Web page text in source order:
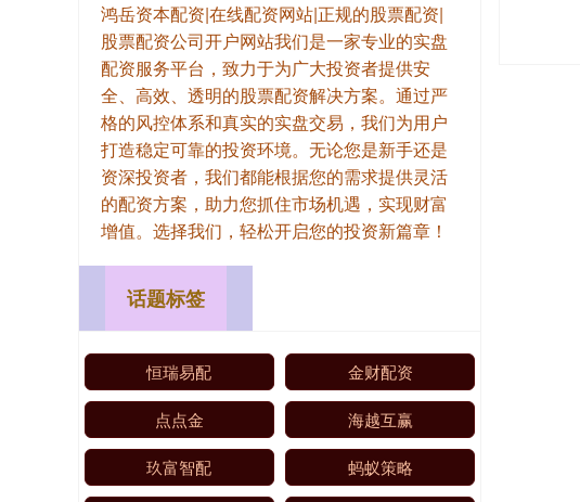
鸿岳资本配资|在线配资网站|正规的股票配资|
股票配资公司开户网站我们是一家专业的实盘
配资服务平台，致力于为广大投资者提供安
全、高效、透明的股票配资解决方案。通过严
格的风控体系和真实的实盘交易，我们为用户
打造稳定可靠的投资环境。无论您是新手还是
资深投资者，我们都能根据您的需求提供灵活
的配资方案，助力您抓住市场机遇，实现财富
增值。选择我们，轻松开启您的投资新篇章！
话题标签
恒瑞易配 金财配资
点点金 海越互赢
玖富智配 蚂蚁策略